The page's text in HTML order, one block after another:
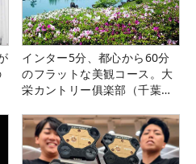
インター5分、都心から60分
のフラットな美観コース。大
栄カントリー俱楽部（千葉